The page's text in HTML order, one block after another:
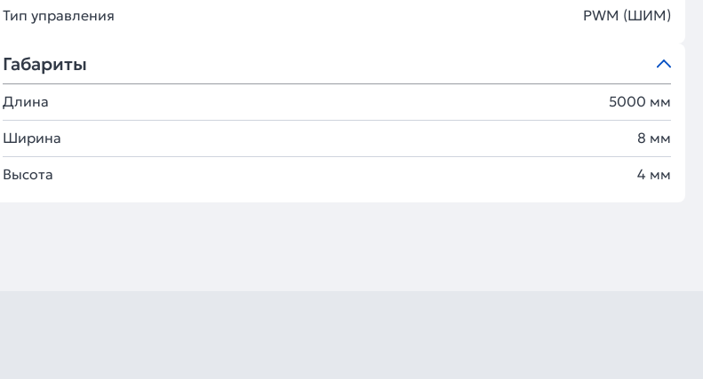
Тип управления PWM (ШИМ)
Габариты
Длина 5000 мм
Ширина 8 мм
Высота 4 мм